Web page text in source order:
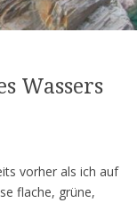
Wassers
vorher als ich auf
flache, grüne,